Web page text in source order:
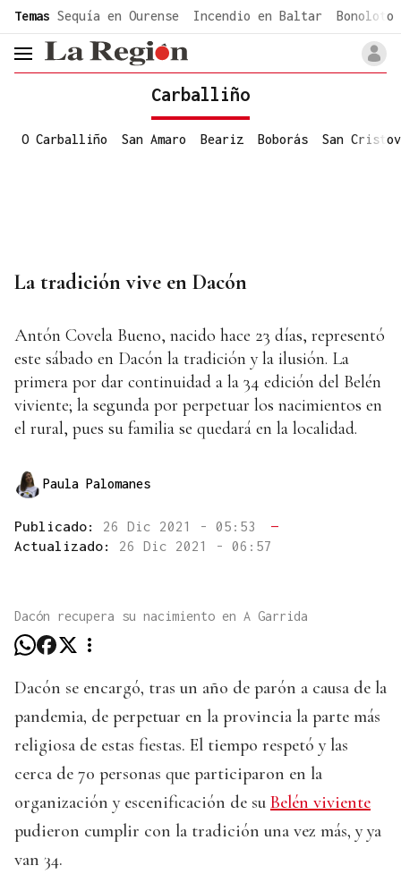
common.go-to-content
Temas Sequía en Ourense Incendio en Baltar Bonoloto
header.menu.open
Carballiño
O Carballiño San Amaro Beariz Boborás San
La tradición vive en Dacón
Antón Covela Bueno, nacido hace 23 días, representó
este sábado en Dacón la tradición y la ilusión. La
primera por dar continuidad a la 34 edición del Belén
viviente; la segunda por perpetuar los nacimientos en
el rural, pues su familia se quedará en la localidad.
Paula Palomanes
Publicado: 26 Dic 2021 - 05:53
—
Actualizado: 26 Dic 2021 - 06:57
Dacón recupera su nacimiento en A Garrida
Dacón se encargó, tras un año de parón a causa de la
pandemia, de perpetuar en la provincia la parte más
religiosa de estas fiestas. El tiempo respetó y las
cerca de 70 personas que participaron en la
organización y escenificación de su Belén viviente
pudieron cumplir con la tradición una vez más, y ya
van 34.